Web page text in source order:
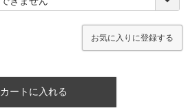
お気に入りに登録する
カートに入れる